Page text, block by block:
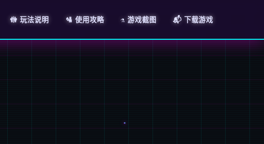
🚻 玩法说明 🛂 使用攻略 ⚗️ 游戏截图 📬 下载游戏